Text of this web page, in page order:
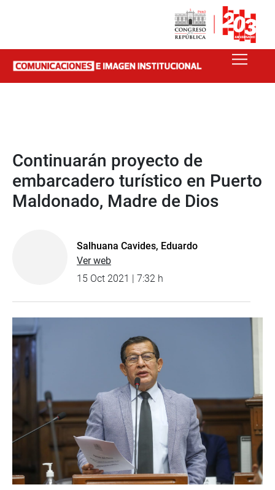
Continuarán proyecto de
embarcadero turístico en Puerto
Maldonado, Madre de Dios
Salhuana Cavides, Eduardo
Ver web
15 Oct 2021 | 7:32 h